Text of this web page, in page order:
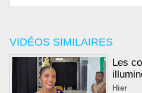
VIDÉOS SIMILAIRES
Les
Hier